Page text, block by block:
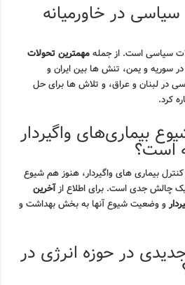
در خاورمیانه
سیاسی است. از جملهمهمترین تحولات
سوریه و یمن، تنش ها بین ایران و
در لبنان و عراق، و تلاش ها برای حل
کرد.
بیماری‌های واگیردار
است؟
بیماری های واگیردار، هنوز هم شیوع
یک چالش جدی است. برای اطلاع ازآخرین
و وضعیت شیوع آنها به بخش بهداشت و
در حوزه انرژی در